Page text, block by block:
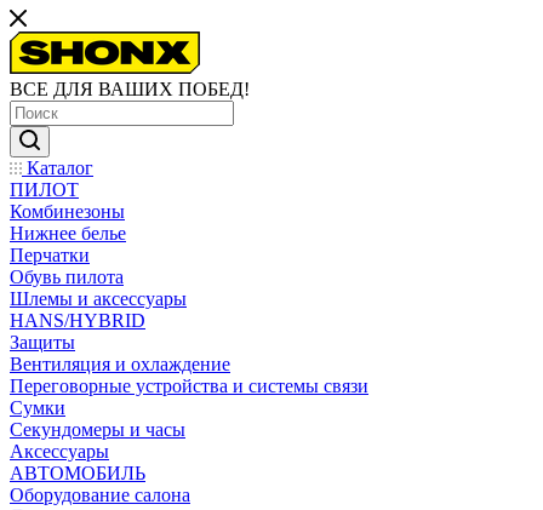
ВСЕ ДЛЯ ВАШИХ ПОБЕД!
Каталог
ПИЛОТ
Комбинезоны
Нижнее белье
Перчатки
Обувь пилота
Шлемы и аксессуары
HANS/HYBRID
Защиты
Вентиляция и охлаждение
Переговорные устройства и системы связи
Сумки
Секундомеры и часы
Аксессуары
АВТОМОБИЛЬ
Оборудование салона